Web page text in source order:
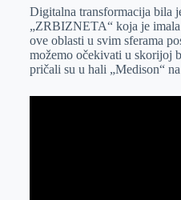
e
r
I
n
s
A
p
a
i
l
Digitalna transformacija bila
„ZRBIZNETA“ koja je
ove oblasti u svim sferama
možemo očekivati u skorijoj
pričali su u hali „Medison“